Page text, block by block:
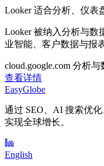
Looker 适合分析、仪表
Looker 被纳入分析与数
业智能、客户数据与报
cloud.google.com 分析与
查看详情
EasyGlobe
通过 SEO、AI 搜索优
实现全球增长。
English